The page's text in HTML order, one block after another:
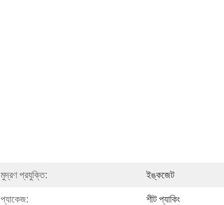
মুদ্রণ প্রযুক্তি: ইঙ্কজেট
প্যাকেজ: শীট প্যাকিং